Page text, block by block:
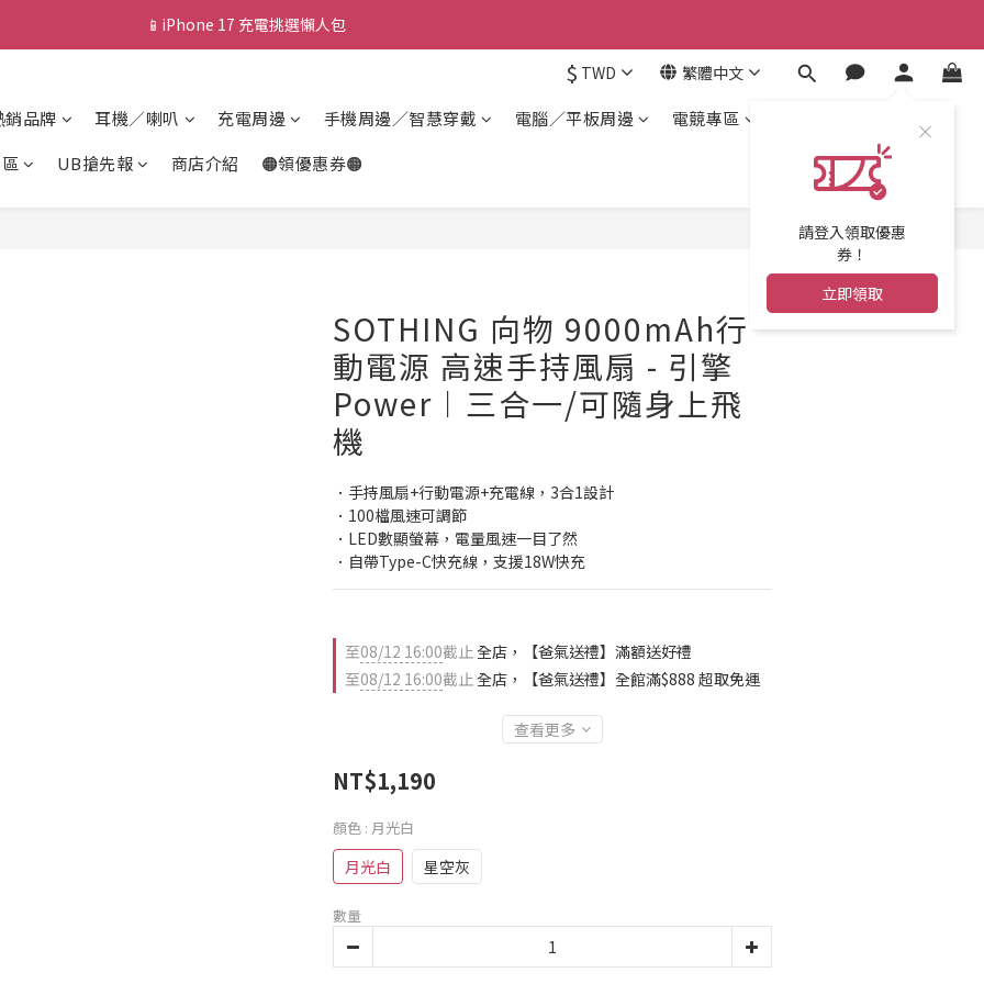
💰新會員送 $88 購物金
🎟️ 去領優惠券 ▶▶
$ TWD 繁體中文
請登入領取優惠
券！
立即領取
銷品牌 耳機／喇叭 充電周邊 手機周邊／智慧穿戴 電腦／平板周邊
電競專區
UB搶先報 商店介紹 🟠領優惠券🟠
SOTHING 向物 9000mAh行
動電源 高速手持風扇 - 引擎
Power︱三合一/可隨身上飛
機
．手持風扇+行動電源+充電線，3合1設計
．100檔風速可調節
．LED數顯螢幕，電量風速一目了然
．自帶Type-C快充線，支援18W快充
至08/12 16:00截止全店，【爸氣送禮】滿額送好禮
至08/12 16:00截止全店，【爸氣送禮】全館滿$888 超取免運
查看更多
NT$1,190
顏色 : 月光白
月光白 星空灰
數量